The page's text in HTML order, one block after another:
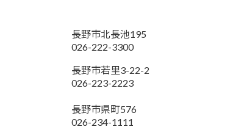
長野市北長池195
026-222-3300
長野市若里3-22-2
026-223-2223
長野市県町576
026-234-1111